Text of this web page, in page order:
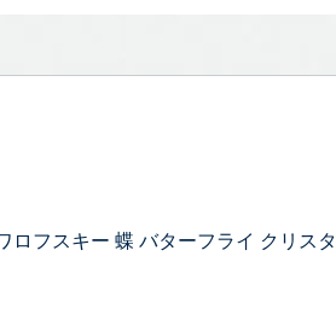
フスキー 蝶 バターフライ クリスタ